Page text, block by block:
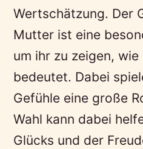
Wertschätzung. Der
Mutter ist eine
um ihr zu zeigen, wie
bedeutet. Dabei
Gefühle eine große
Wahl kann dabei
Glücks und der